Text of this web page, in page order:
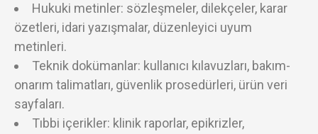
Hukuki metinler: sözleşmeler, dilekçeler, karar
özetleri, idari yazışmalar, düzenleyici uyum
metinleri.
Teknik dokümanlar: kullanıcı kılavuzları, bakım-
onarım talimatları, güvenlik prosedürleri, ürün veri
sayfaları.
Tıbbi içerikler: klinik raporlar, epikrizler,